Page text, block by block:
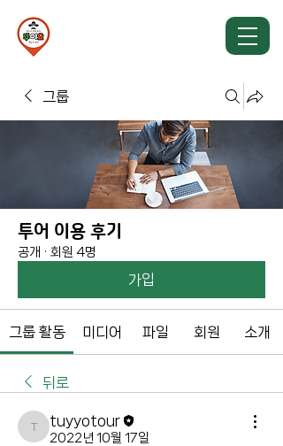
그룹
투어 이용 후기
공개 · 회원 4명
가입
그룹 활동 미디어 파일 회원 소개
뒤로
tuyyotour
tuyyotour
2022년 10월 17일